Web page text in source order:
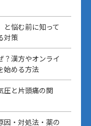
と悩む前に知って
対策
？漢方やオンライ
始める方法
圧と片頭痛の関
因・対処法・薬の